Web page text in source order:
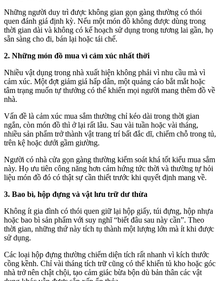
Những người duy trì được không gian gọn gàng thường có thói
quen đánh giá định kỳ. Nếu một món đồ không được dùng trong
thời gian dài và không có kế hoạch sử dụng trong tương lai gần, họ
sẵn sàng cho đi, bán lại hoặc tái chế.
2. Những món đồ mua vì cảm xúc nhất thời
Nhiều vật dụng trong nhà xuất hiện không phải vì nhu cầu mà vì
cảm xúc. Một đợt giảm giá hấp dẫn, một quảng cáo bắt mắt hoặc
tâm trạng muốn tự thưởng có thể khiến mọi người mang thêm đồ về
nhà.
Vấn đề là cảm xúc mua sắm thường chỉ kéo dài trong thời gian
ngắn, còn món đồ thì ở lại rất lâu. Sau vài tuần hoặc vài tháng,
nhiều sản phẩm trở thành vật trang trí bất đắc dĩ, chiếm chỗ trong tủ,
trên kệ hoặc dưới gầm giường.
Người có nhà cửa gọn gàng thường kiểm soát khá tốt kiểu mua sắm
này. Họ ưu tiên công năng hơn cảm hứng tức thời và thường tự hỏi
liệu món đồ đó có thật sự cần thiết trước khi quyết định mang về.
3. Bao bì, hộp đựng và vật lưu trữ dư thừa
Không ít gia đình có thói quen giữ lại hộp giấy, túi đựng, hộp nhựa
hoặc bao bì sản phẩm với suy nghĩ “biết đâu sau này cần”. Theo
thời gian, những thứ này tích tụ thành một lượng lớn mà ít khi được
sử dụng.
Các loại hộp đựng thường chiếm diện tích rất nhanh vì kích thước
cồng kềnh. Chỉ vài tháng tích trữ cũng có thể khiến tủ kho hoặc góc
nhà trở nên chật chội, tạo cảm giác bừa bộn dù bản thân các vật